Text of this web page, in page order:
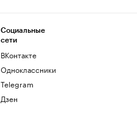
Социальные
сети
ВКонтакте
Одноклассники
Telegram
Дзен